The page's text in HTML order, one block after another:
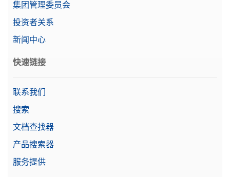
集团管理委员会
投资者关系
新闻中心
快速链接
联系我们
搜索
文档查找器
产品搜索器
服务提供